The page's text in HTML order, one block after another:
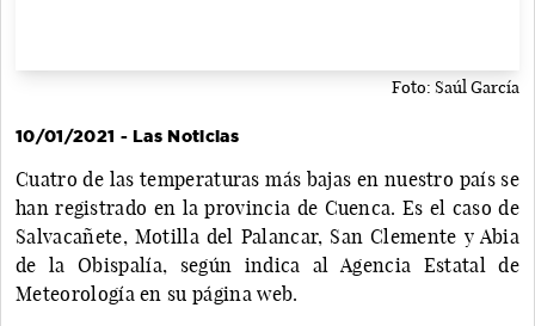
Foto: Saúl García
10/01/2021 - Las Noticias
Cuatro de las temperaturas más bajas en nuestro país se
han registrado en la provincia de Cuenca. Es el caso de
Salvacañete, Motilla del Palancar, San Clemente y Abia
de la Obispalía, según indica al Agencia Estatal de
Meteorología en su página web.